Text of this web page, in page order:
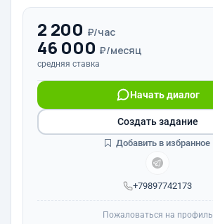
2 200 ₽/час
46 000 ₽/месяц
средняя ставка
+79897742173
Начать диалог
Создать задание
Добавить в избранное
Пожаловаться на профиль